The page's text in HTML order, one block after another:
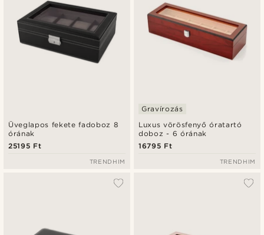
Üveglapos fekete fadoboz 8
órának
25195 Ft
TRENDHIM
Luxus vörösfenyő óratartó
doboz - 6 órának
Gravírozás
16795 Ft
TRENDHIM